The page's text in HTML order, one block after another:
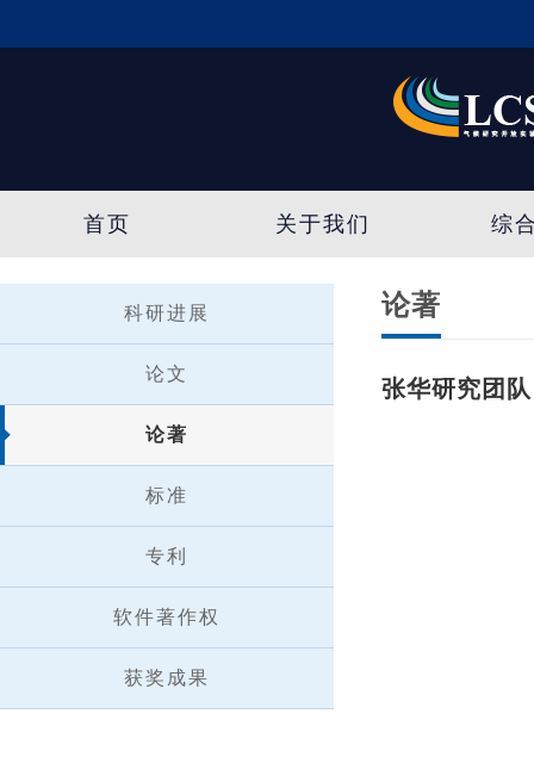
首页 关于我们 综
科研进展
论文
论著
标准
专利
软件著作权
获奖成果
论著
张华研究团